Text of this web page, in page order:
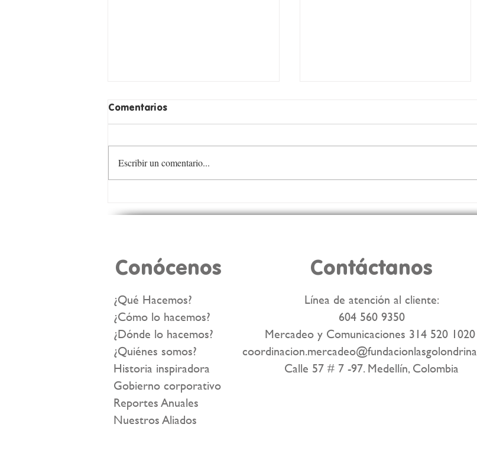
vidas con Tulas Llenas? 🤔
transformar nuestro
Comentarios
Escribir un comentario...
Conócenos Contáctanos
¿Qué Hacemos?
¿Cómo lo hacemos?
¿Dónde lo hacemos?
¿Quiénes somos?
Historia inspiradora
Gobierno corporativo
Reportes Anuales
Nuestros Aliados
Línea de atención al cliente:
604 560 9350
Mercadeo y Comunicaciones 314 520 1020
Calle 57 # 7 -97. Medellín, Colombia